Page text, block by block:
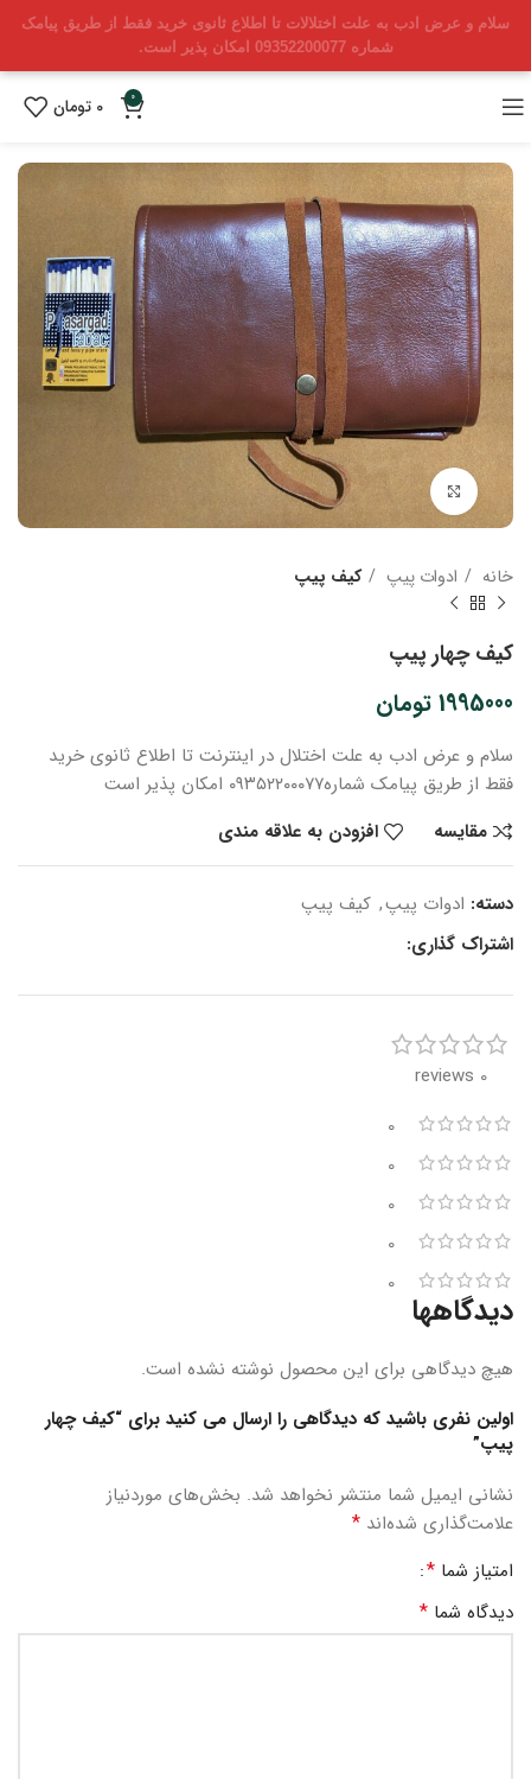
سلام و عرض ادب به علت اختلالات تا اطلاع ثانوی خرید فقط از طریق پیامک
شماره 09352200077 امکان پذیر است.
0
0 تومان
بزرگنمایی تصویر
خانه ادوات پیپ کیف پیپ
کیف چهار پیپ
1995000 تومان
سلام و عرض ادب به علت اختلال در اینترنت تا اطلاع ثانوی خرید
فقط از طریق پیامک شماره۰۹۳۵۲۲۰۰۰۷۷ امکان پذیر است
مقایسه
افزودن به علاقه مندی
دسته: ادوات پیپ, کیف پیپ
اشتراک گذاری:
0 reviews
0
0
0
0
0
دیدگاهها
هیچ دیدگاهی برای این محصول نوشته نشده است.
اولین نفری باشید که دیدگاهی را ارسال می کنید برای “کیف چهار
پیپ”
نشانی ایمیل شما منتشر نخواهد شد. بخش‌های موردنیاز
علامت‌گذاری شده‌اند *
امتیاز شما *
دیدگاه شما *